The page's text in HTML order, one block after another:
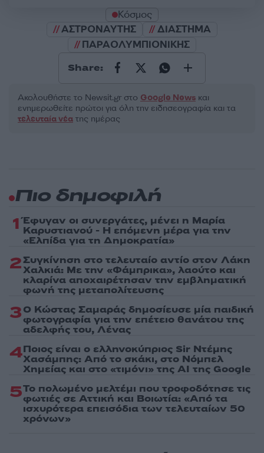
Κόσμος
ΑΣΤΡΟΝΑΥΤΗΣ
ΔΙΑΣΤΗΜΑ
ΠΑΡΑΟΛΥΜΠΙΟΝΙΚΗΣ
Share:
Ακολουθήστε το Νewsit.gr στο Google News και
ενημερωθείτε πρώτοι για όλη την ειδησεογραφία και τα
τελευταία νέα της ημέρας
Πιο δημοφιλή
1 Έφυγαν οι συνεργάτες, μένει η Μαρία
Καρυστιανού - Η επόμενη μέρα για την
«Ελπίδα για τη Δημοκρατία»
2Συγκίνηση στο τελευταίο αντίο στον Λάκη
Χαλκιά: Με την «Φάμπρικα», λαούτο και
κλαρίνα αποχαιρέτησαν την εμβληματική
φωνή της μεταπολίτευσης
3Ο Κώστας Σαμαράς δημοσίευσε μία παιδική
φωτογραφία για την επέτειο θανάτου της
αδελφής του, Λένας
4Ποιος είναι ο ελληνοκύπριος Sir Ντέμης
Χασάμπης: Από το σκάκι, στο Νόμπελ
Χημείας και στο «τιμόνι» της AI της Google
5Το πολωμένο μελτέμι που τροφοδότησε τις
φωτιές σε Αττική και Βοιωτία: «Από τα
ισχυρότερα επεισόδια των τελευταίων 50
χρόνων»